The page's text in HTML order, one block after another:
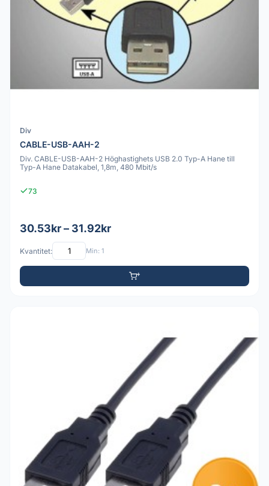
Div
CABLE-USB-AAH-2
Div. CABLE-USB-AAH-2 Höghastighets USB 2.0 Typ-A Hane till
Typ-A Hane Datakabel, 1,8m, 480 Mbit/s
73
30.53kr – 31.92kr
Kvantitet: Min: 1